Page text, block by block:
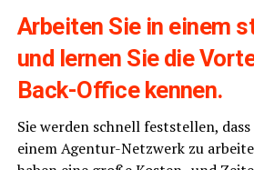
Arbei­ten Sie in einem
und ler­nen Sie die
Back-Office kennen.
Sie wer­den schnell fest­stel­len,
einem Agen­tur-Netz­werk zu